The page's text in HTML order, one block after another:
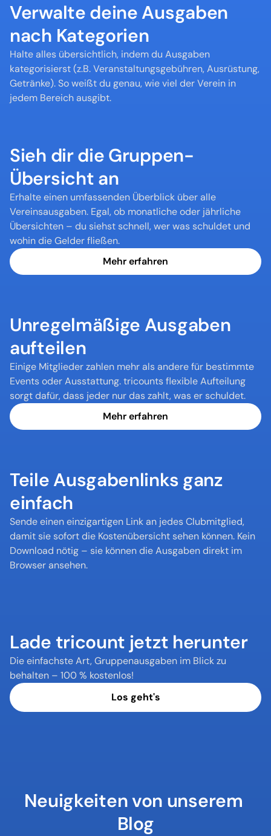
Verwalte deine Ausgaben
nach Kategorien
Halte alles übersichtlich, indem du Ausgaben
kategorisierst (z.B. Veranstaltungsgebühren, Ausrüstung,
Getränke). So weißt du genau, wie viel der Verein in
jedem Bereich ausgibt.
Sieh dir die Gruppen-
Übersicht an
Erhalte einen umfassenden Überblick über alle
Vereinsausgaben. Egal, ob monatliche oder jährliche
Übersichten – du siehst schnell, wer was schuldet und
wohin die Gelder fließen.
Mehr erfahren
Unregelmäßige Ausgaben
aufteilen
Einige Mitglieder zahlen mehr als andere für bestimmte
Events oder Ausstattung. tricounts flexible Aufteilung
sorgt dafür, dass jeder nur das zahlt, was er schuldet.
Mehr erfahren
Teile Ausgabenlinks ganz
einfach
Sende einen einzigartigen Link an jedes Clubmitglied,
damit sie sofort die Kostenübersicht sehen können. Kein
Download nötig – sie können die Ausgaben direkt im
Browser ansehen.
Lade tricount jetzt herunter
Die einfachste Art, Gruppenausgaben im Blick zu
behalten – 100 % kostenlos!
Los geht's
Neuigkeiten von unserem
Blog